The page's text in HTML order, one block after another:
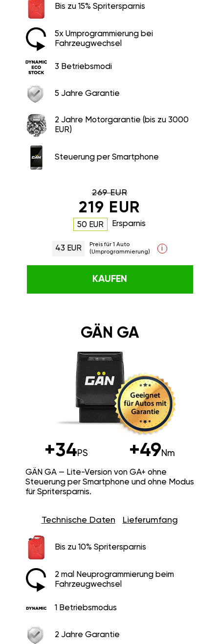
Bis zu 15% Spritersparnis
5x Umprogrammierung bei
Fahrzeugwechsel
3 Betriebsmodi
5 Jahre Garantie
2 Jahre Motorgarantie (bis zu 3000
EUR)
Steuerung per Smartphone
269 EUR
219 EUR
50 EUR Ersparnis
43 EUR
Preis für 1 Auto
(Umprogrammierung)
i
KAUFEN
GÄN GA
+34PS +49Nm
GÄN GA — Lite-Version von GA+ ohne
Steuerung per Smartphone und ohne Modus
für Spritersparnis.
Technische Daten Lieferumfang
Bis zu 10% Spritersparnis
2 mal Neuprogrammierung beim
Fahrzeugwechsel
1 Betriebsmodus
2 Jahre Garantie